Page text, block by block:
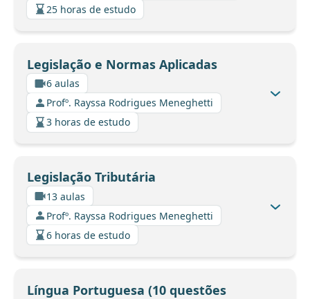
25 horas de estudo
Legislação e Normas Aplicadas
6 aulas
Profº. Rayssa Rodrigues Meneghetti
3 horas de estudo
Legislação Tributária
13 aulas
Profº. Rayssa Rodrigues Meneghetti
6 horas de estudo
Língua Portuguesa (10 questões